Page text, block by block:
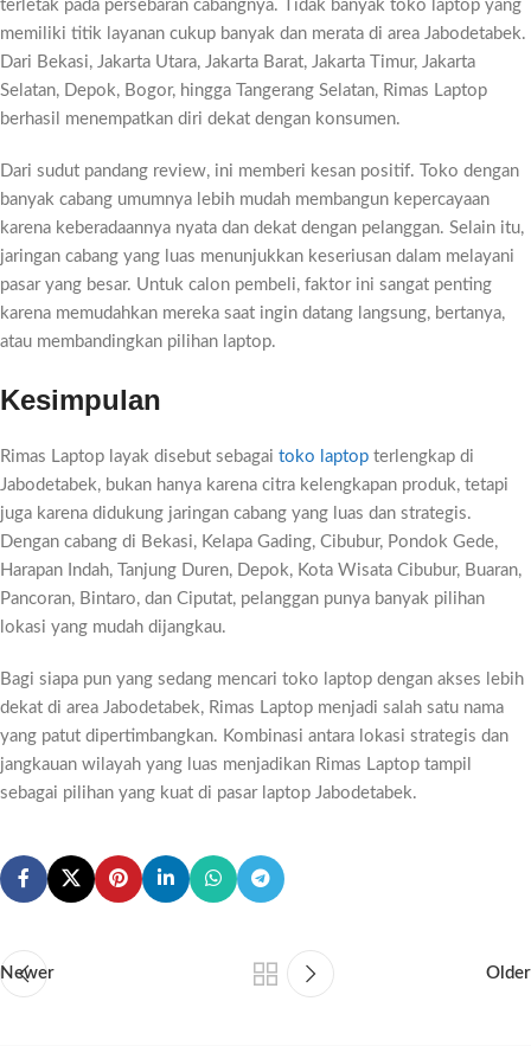
terletak pada persebaran cabangnya. Tidak banyak toko laptop yang
memiliki titik layanan cukup banyak dan merata di area Jabodetabek.
Dari Bekasi, Jakarta Utara, Jakarta Barat, Jakarta Timur, Jakarta
Selatan, Depok, Bogor, hingga Tangerang Selatan, Rimas Laptop
berhasil menempatkan diri dekat dengan konsumen.
Dari sudut pandang review, ini memberi kesan positif. Toko dengan
banyak cabang umumnya lebih mudah membangun kepercayaan
karena keberadaannya nyata dan dekat dengan pelanggan. Selain itu,
jaringan cabang yang luas menunjukkan keseriusan dalam melayani
pasar yang besar. Untuk calon pembeli, faktor ini sangat penting
karena memudahkan mereka saat ingin datang langsung, bertanya,
atau membandingkan pilihan laptop.
Kesimpulan
Rimas Laptop layak disebut sebagai toko laptop terlengkap di
Jabodetabek, bukan hanya karena citra kelengkapan produk, tetapi
juga karena didukung jaringan cabang yang luas dan strategis.
Dengan cabang di Bekasi, Kelapa Gading, Cibubur, Pondok Gede,
Harapan Indah, Tanjung Duren, Depok, Kota Wisata Cibubur, Buaran,
Pancoran, Bintaro, dan Ciputat, pelanggan punya banyak pilihan
lokasi yang mudah dijangkau.
Bagi siapa pun yang sedang mencari toko laptop dengan akses lebih
dekat di area Jabodetabek, Rimas Laptop menjadi salah satu nama
yang patut dipertimbangkan. Kombinasi antara lokasi strategis dan
jangkauan wilayah yang luas menjadikan Rimas Laptop tampil
sebagai pilihan yang kuat di pasar laptop Jabodetabek.
Newer Older